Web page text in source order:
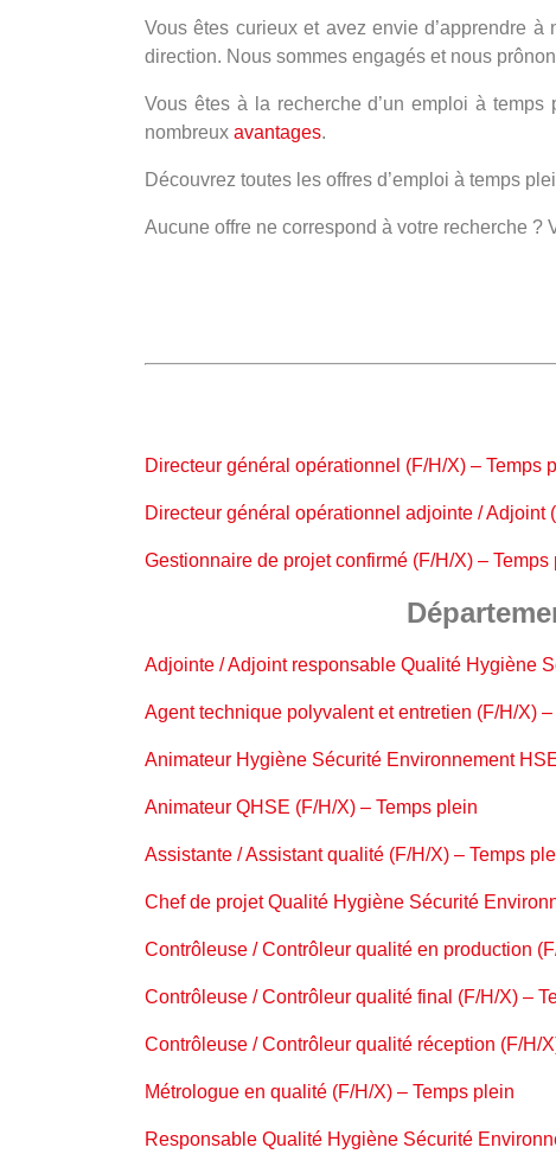
Vous êtes curieux et avez envie d’apprendre
direction. Nous sommes engagés et nous
Vous êtes à la recherche d’un emploi à
nombreux avantages.
Découvrez toutes les offres d’emploi à temps
Aucune offre ne correspond à votre recherche ?
Directeur général opérationnel (F/H/X) – Temps
Directeur général opérationnel adjointe / Adjoint
Gestionnaire de projet confirmé (F/H/X) – Temps
Adjointe / Adjoint responsable Qualité Hygiène
Agent technique polyvalent et entretien (F/H/X)
Animateur Hygiène Sécurité Environnement
Animateur QHSE (F/H/X) – Temps plein
Assistante / Assistant qualité (F/H/X) – Temps
Chef de projet Qualité Hygiène Sécurité
Contrôleuse / Contrôleur qualité en production
Contrôleuse / Contrôleur qualité final (F/H/X) –
Contrôleuse / Contrôleur qualité réception (F/H/
Métrologue en qualité (F/H/X) – Temps plein
Responsable Qualité Hygiène Sécurité